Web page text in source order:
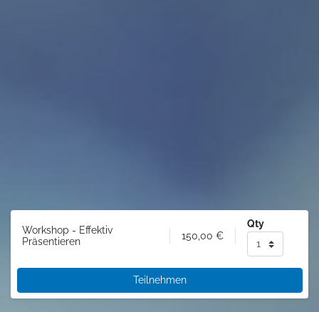
Workshop - Effektiv
Präsentieren
150,00 €
Qty
Teilnehmen